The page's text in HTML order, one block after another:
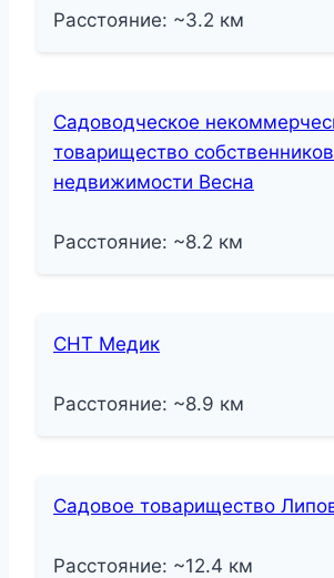
Расстояние: ~3.2 км
Садоводческое
товарищество собственников
недвижимости Весна
Расстояние: ~8.2 км
СНТ Медик
Расстояние: ~8.9 км
Садовое товарищество
Расстояние: ~12.4 км